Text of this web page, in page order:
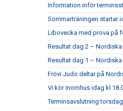
Information inför
Sommarträningen startar
Libovecka med prova på
Resultat dag 2 –
Resultat dag 1 –
Frövi Judo deltar på
Vi kör inomhus idag kl
Terminsavslutning